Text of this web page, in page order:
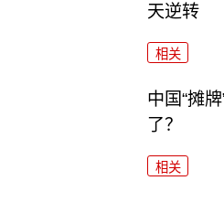
天逆转
相关
中国“摊
了？
相关